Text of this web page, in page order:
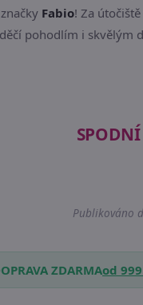
Fabio! Za
pohodlím i skvělým
Publikováno
ZDARMAod